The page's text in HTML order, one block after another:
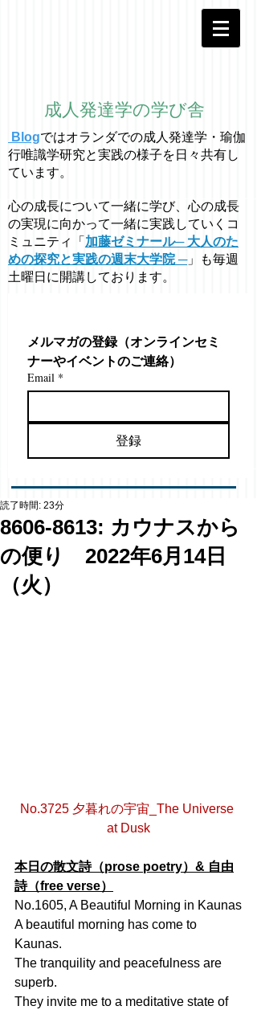
成人発達学の学び舎
Blogではオラ ンダでの成人発達学・ 瑜伽
行唯識学研究と実践の様子を日々共有し
ています。
心の成長について一緒に学び、心の成長
の実現に向かって一緒に実践していくコ
ミュニティ「 加藤ゼミナール─ 大人のた
めの探究と実践の週末大学院 ─」も毎週
土曜日に開講しております。
メルマガの登録（オンラインセミ
ナーやイベントのご連絡）
Email *
登録
8606-8613: カウナスから
の便り 2022年6月14日
（火）
読了時間: 23分
No.3725 夕暮れの宇宙_The Universe
at Dusk
本日の散文詩（prose poetry）& 自由
詩（free verse）
No.1605, A Beautiful Morning in Kaunas
A beautiful morning has come to
Kaunas.
The tranquility and peacefulness are
superb.
They invite me to a meditative state of